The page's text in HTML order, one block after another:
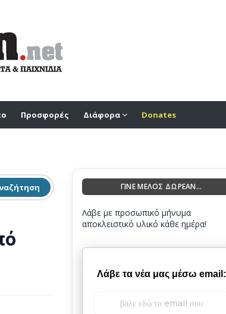
Προσφορές Διάφορα Donates
ΓΙΝΕ ΜΕΛΟΣ ΔΩΡΕΑΝ...
Λάβε με προσωπικό μήνυμα
αποκλειστικό υλικό κάθε ημέρα!
Λάβε τα νέα μας μέσω email: